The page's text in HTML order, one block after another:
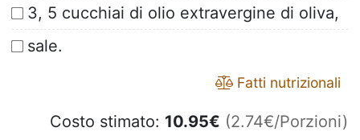
3, 5 cucchiai di olio extravergine di oliva,
sale.
Fatti nutrizionali
Costo stimato: 10.95€ (2.74€/Porzioni)